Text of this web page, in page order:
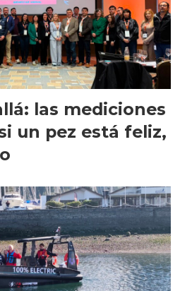
las mediciones
un pez está feliz,